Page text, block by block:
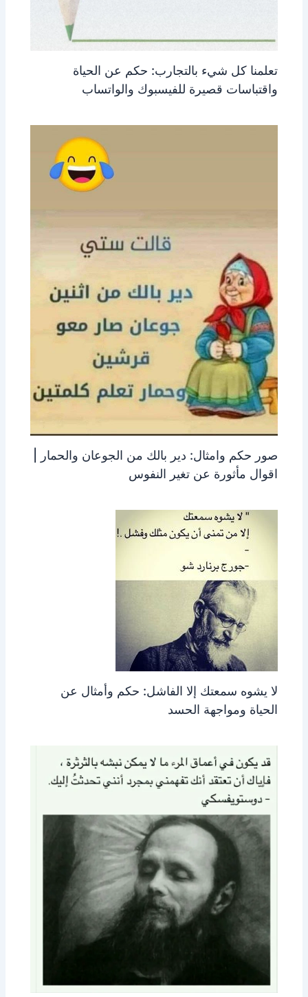
تعلمنا كل شيء بالتجارب: حكم عن الحياة
واقتباسات قصيرة للفيسبوك والواتساب
صور حكم وامثال: دير بالك من الجوعان والحمار |
اقوال مأثورة عن تغير النفوس
لا يشوه سمعتك إلا الفاشل: حكم وأمثال عن
الحياة ومواجهة الحسد